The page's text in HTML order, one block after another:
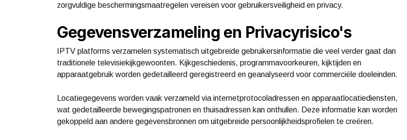
zorgvuldige beschermingsmaatregelen vereisen voor gebruikersveiligheid en privacy.
Gegevensverzameling en Privacyrisico's
IPTV platforms verzamelen systematisch uitgebreide gebruikersinformatie die veel verder gaat dan
traditionele televisiekijkgewoonten. Kijkgeschiedenis, programmavoorkeuren, kijktijden en
apparaatgebruik worden gedetailleerd geregistreerd en geanalyseerd voor commerciële doeleinden.
Locatiegegevens worden vaak verzameld via internetprotocoladressen en apparaatlocatiediensten,
wat gedetailleerde bewegingspatronen en thuisadressen kan onthullen. Deze informatie kan worden
gekoppeld aan andere gegevensbronnen om uitgebreide persoonlijkheidsprofielen te creëren.